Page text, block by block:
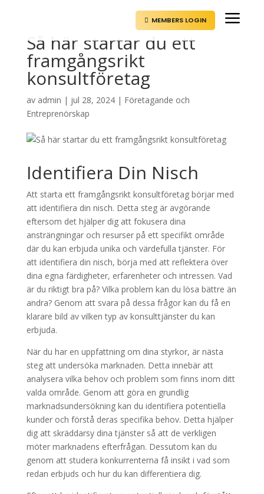
 MEMBERS LOGIN
a
Så här startar du ett
framgångsrikt
konsultföretag
av admin | jul 28, 2024| Företagande och
Entreprenörskap
Identifiera Din Nisch
Att starta ett framgångsrikt konsultföretag börjar med
att identifiera din nisch. Detta steg är avgörande
eftersom det hjälper dig att fokusera dina
ansträngningar och resurser på ett specifikt område
där du kan erbjuda unika och värdefulla tjänster. För
att identifiera din nisch, börja med att reflektera över
dina egna färdigheter, erfarenheter och intressen. Vad
är du riktigt bra på? Vilka problem kan du lösa bättre än
andra? Genom att svara på dessa frågor kan du få en
klarare bild av vilken typ av konsulttjänster du kan
erbjuda.
När du har en uppfattning om dina styrkor, är nästa
steg att undersöka marknaden. Detta innebär att
analysera vilka behov och problem som finns inom ditt
valda område. Genom att göra en grundlig
marknadsundersökning kan du identifiera potentiella
kunder och förstå deras specifika behov. Detta hjälper
dig att skräddarsy dina tjänster så att de verkligen
möter marknadens efterfrågan. Dessutom kan du
genom att studera konkurrenterna få insikt i vad som
redan erbjuds och hur du kan differentiera dig.